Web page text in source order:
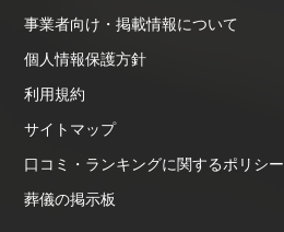
事業者向け・掲載情報について
個人情報保護方針
利用規約
サイトマップ
口コミ・ランキングに関するポリシー
葬儀の掲示板